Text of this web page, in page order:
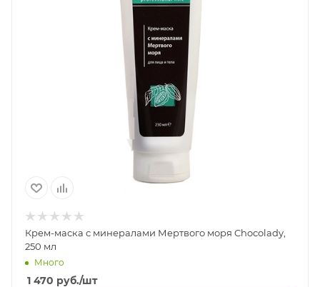
Крем-маска с минералами Мертвого моря Chocolady,
250 мл
Много
1 470 руб./шт